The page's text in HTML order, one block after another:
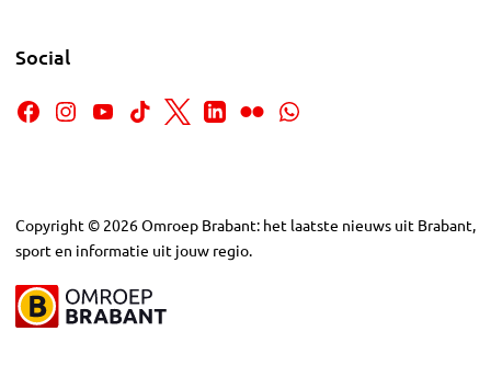
Social
Copyright © 2026Omroep Brabant: het laatste nieuws uit Brabant,
sport en informatie uit jouw regio.